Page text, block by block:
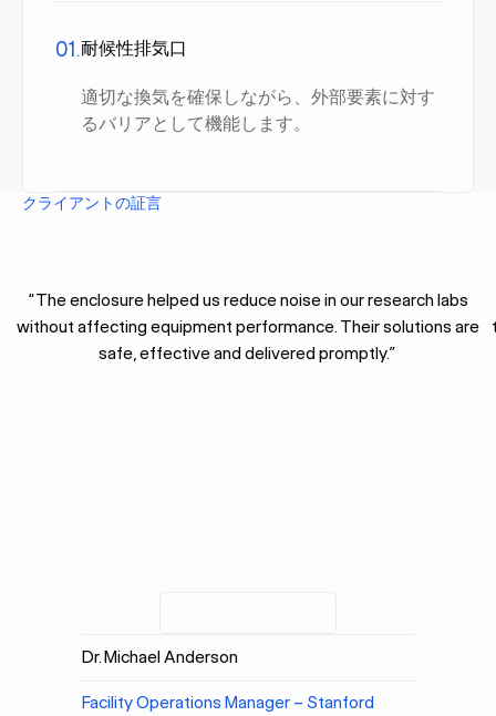
01.耐候性排気口
適切な換気を確保しながら、外部要素に対す
るバリアとして機能します。
クライアントの証言
“The enclosure helped us reduce noise in our research labs
without affecting equipment performance. Their solutions are
safe, effective and delivered promptly.”
Dr. Michael Anderson
Facility Operations Manager – Stanford